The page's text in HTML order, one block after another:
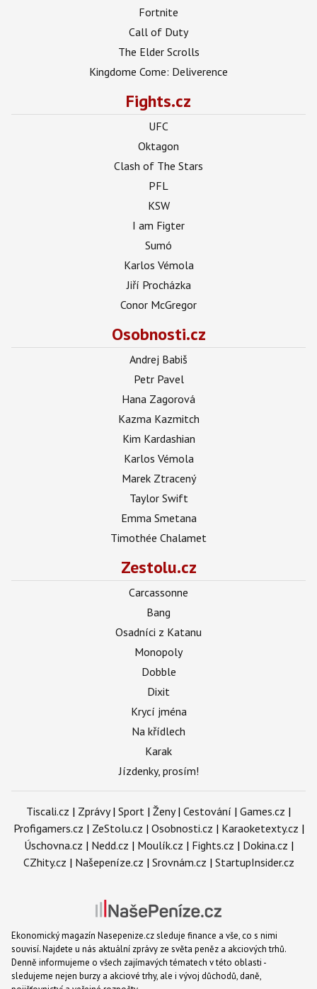
Fortnite
Call of Duty
The Elder Scrolls
Kingdome Come: Deliverence
Fights.cz
UFC
Oktagon
Clash of The Stars
PFL
KSW
I am Figter
Sumó
Karlos Vémola
Jiří Procházka
Conor McGregor
Osobnosti.cz
Andrej Babiš
Petr Pavel
Hana Zagorová
Kazma Kazmitch
Kim Kardashian
Karlos Vémola
Marek Ztracený
Taylor Swift
Emma Smetana
Timothée Chalamet
Zestolu.cz
Carcassonne
Bang
Osadníci z Katanu
Monopoly
Dobble
Dixit
Krycí jména
Na křídlech
Karak
Jízdenky, prosím!
Tiscali.cz | Zprávy| Sport | Ženy| Cestování | Games.cz |
Profigamers.cz | ZeStolu.cz | Osobnosti.cz | Karaoketexty.cz |
Úschovna.cz | Nedd.cz | Moulík.cz | Fights.cz | Dokina.cz |
CZhity.cz | Našepeníze.cz | Srovnám.cz | StartupInsider.cz
Ekonomický magazín Nasepenize.cz sleduje finance a vše, co s nimi
souvisí. Najdete u nás aktuální zprávy ze světa peněz a akciových trhů.
Denně informujeme o všech zajímavých tématech v této oblasti -
sledujeme nejen burzy a akciové trhy, ale i vývoj důchodů, daně,